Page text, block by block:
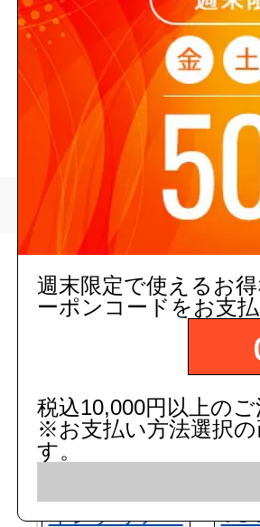
トップページ > 田
現在の
インテリア・
週末限定で使えるお
ーポンコードをお支
税込10,000円以上の
※お支払い方法選択
す。